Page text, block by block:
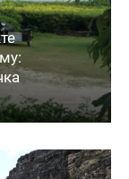
4 Авг, 15:42